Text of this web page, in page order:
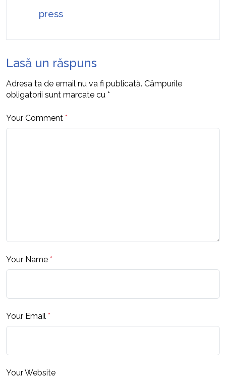
press
Lasă un răspuns
Adresa ta de email nu va fi publicată. Câmpurile
obligatorii sunt marcate cu *
Your Comment *
Your Name *
Your Email *
Your Website